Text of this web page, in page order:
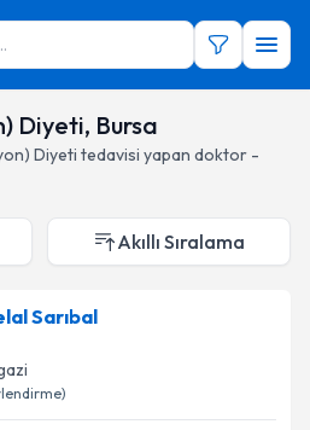
Diyeti, Bursa
Diyeti tedavisi yapan doktor -
Akıllı Sıralama
Sarıbal